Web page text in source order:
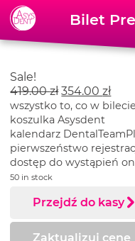
Skip to content
Bilet
Sale!
419.00zł 354.00zł
wszystko to, co w
koszulka Asysdent
kalendarz
pierwszeństwo
dostęp do wystąpień
50 in stock
Przejdź do kasy
Zaktualizuj cenę